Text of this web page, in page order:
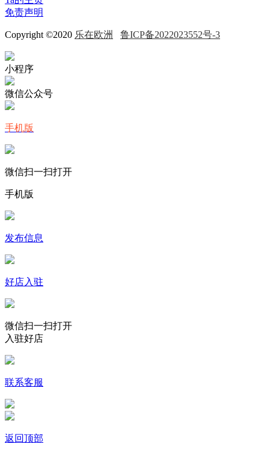
免责声明
Copyright ©2020 乐在欧洲 鲁ICP备2022023552号-3
小程序
微信公众号
手机版
微信扫一扫打开
手机版
发布信息
好店入驻
微信扫一扫打开
入驻好店
联系客服
返回顶部